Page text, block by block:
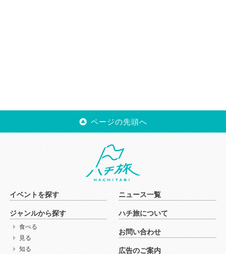
ページの先頭へ
イベントを探す
ジャンルから探す
食べる
見る
知る
ニュース一覧
ハチ旅について
お問い合わせ
広告のご案内